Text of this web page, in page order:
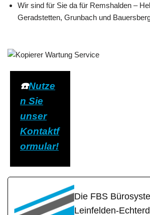
Wir sind für Sie da für Remshalden –
Geradstetten, Grunbach und
☎️Nutze
n Sie
unser
Kontaktf
ormular!
Die FBS
Leinfelden-